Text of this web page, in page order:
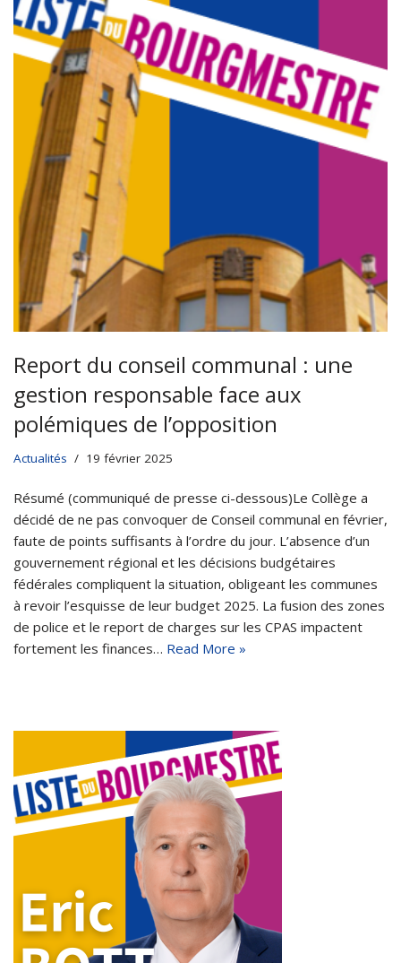
Report du conseil communal : une
gestion responsable face aux
polémiques de l’opposition
Actualités 19 février 2025
Résumé (communiqué de presse ci-dessous)Le Collège a
décidé de ne pas convoquer de Conseil communal en février,
faute de points suffisants à l’ordre du jour. L’absence d’un
gouvernement régional et les décisions budgétaires
fédérales compliquent la situation, obligeant les communes
à revoir l’esquisse de leur budget 2025. La fusion des zones
de police et le report de charges sur les CPAS impactent
fortement les finances… Read More »